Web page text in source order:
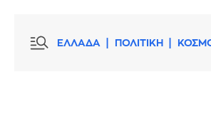
ΕΛΛΑΔΑ ΠΟΛΙΤΙΚΗ